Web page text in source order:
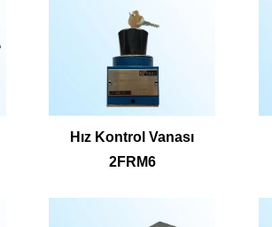
Hız Kontrol Vanası
2FRM6